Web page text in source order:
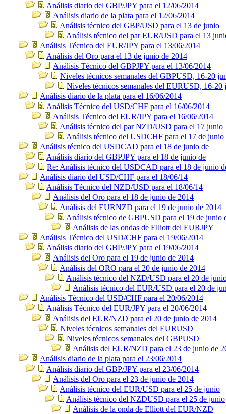
Análisis diario del GBP/JPY para el 12/06/2014
Análisis diario de la plata para el 12/06/2014
Análisis técnico del GBP/USD para el 13 de junio
Análisis técnico del par EUR/USD para el 13
Análisis Técnico del EUR/JPY para el 13/06/2014
Análisis del Oro para el 13 de junio de 2014
Análisis Técnico del GBPJPY para el 13/06/2014
Niveles técnicos semanales del GBPUSD, 16-20
Niveles técnicos semanales del EURUSD, 16-20
Análisis diario de la plata para el 16/06/2014
Análisis Técnico del USD/CHF para el 16/06/2014
Análisis Técnico del EUR/JPY para el 16/06/2014
Análisis técnico del par NZD/USD para el 17 junio
Análisis técnico del USDCHF para el 17 de junio
Análisis técnico del USDCAD para el 18 de junio de
Análisis diario del GBPJPY para el 18 de junio de
Re: Análisis técnico del USDCAD para el 18 de junio
Análisis diario del USD/CHF para el 18/06/14
Análisis Técnico del NZD/USD para el 18/06/14
Análisis del Oro para el 18 de junio de 2014
Análisis del EURNZD para el 19 de junio de 2014
Análisis técnico de GBPUSD para el 19 de junio
Análisis de las ondas de Elliott del EURJPY
Análisis Técnico del USD/CHF para el 19/06/2014
Análisis diario del GBP/JPY para el 19/06/2014
Análisis del Oro para el 19 de junio de 2014
Análisis del ORO para el 20 de junio de 2014
Análisis técnico del NZD/USD para el 20 de
Análisis técnico del EUR/USD para el 20 de
Análisis Técnico del USD/CHF para el 20/06/2014
Análisis Técnico del EUR/JPY para el 20/06/2014
Análisis del EUR/NZD para el 20 de junio de 2014
Niveles técnicos semanales del EURUSD
Niveles técnicos semanales del GBPUSD
Análisis del EUR/NZD para el 23 de junio de
Análisis diario de la plata para el 23/06/2014
Análisis diario del GBP/JPY para el 23/06/2014
Análisis del Oro para el 23 de junio de 2014
Análisis técnico del EUR/USD para el 25 de junio
Análisis técnico del NZDUSD para el 25 de junio
Análisis de la onda de Elliott del EUR/NZD